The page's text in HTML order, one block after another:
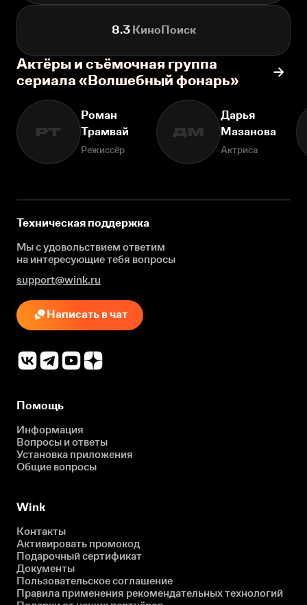
8.3КиноПоиск
Актёры и съёмочная группа
сериала «Волшебный фонарь»
РТ
Роман
Трамвай
Режиссёр
ДМ
Дарья
Мазанова
Актриса
Техническая поддержка
Мы с удовольствием ответим
на интересующиетебя вопросы
support@wink.ru
Написать в чат
Помощь
Информация
Вопросы и ответы
Установка приложения
Общие вопросы
Wink
Контакты
Активировать промокод
Подарочный сертификат
Документы
Пользовательское соглашение
Правила применения рекомендательных технологий